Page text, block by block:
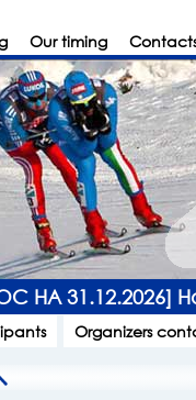
Our timing
НА 31.12.2026]
Organizers